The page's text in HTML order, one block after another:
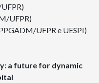
UFPR)
UFPR e UESPI)
a future for dynamic